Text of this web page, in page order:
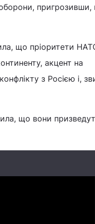
оборони,
що пріоритети
акцент на
з Росією і,
що вони